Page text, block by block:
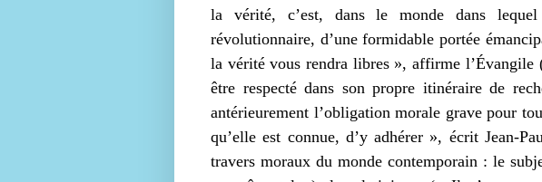
la vérité, c’est, dans le monde dans
révolutionnaire, d’une formidable portée
la vérité vous rendra libres », affirme l’Évangile
être respecté dans son propre itinéraire de
antérieurement l’obligation morale grave pour
qu’elle est connue, d’y adhérer », écrit Jean-
travers moraux du monde contemporain : le